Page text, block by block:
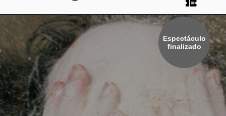
Espectáculo
finalizado